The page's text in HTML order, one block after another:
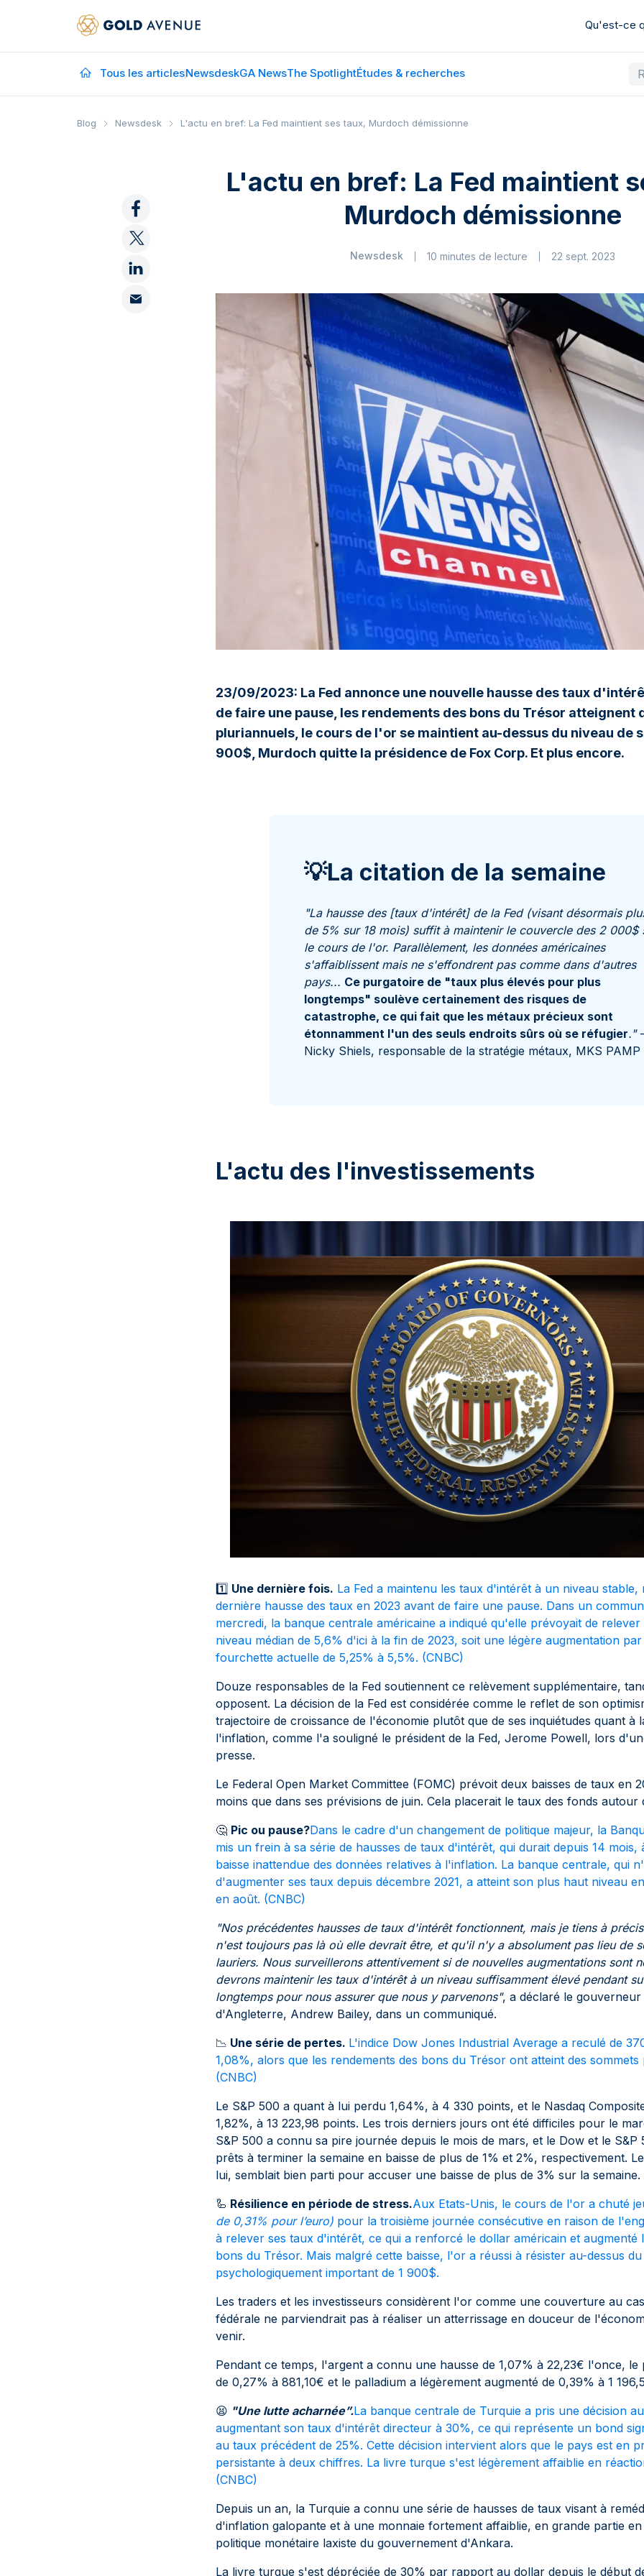
Qu'est-ce
Tous les articlesNewsdeskGA NewsThe SpotlightÉtudes & recherches
Blog Newsdesk L'actu en bref: La Fed maintient ses taux, Murdoch démissionne
L'actu en bref: La Fed maintient
Murdoch démissionne
Newsdesk 10 minutes de lecture 22 sept. 2023
23/09/2023: La Fed annonce une nouvelle hausse des taux
de faire une pause, les rendements des bons du Trésor atteignent
pluriannuels, le cours de l'or se maintient au-dessus du niveau de
900$, Murdoch quitte la présidence de Fox Corp. Et plus encore.
💡La citation de la semaine
"La hausse des [taux d'intérêt] de la Fed (visant désormais
de 5% sur 18 mois) suffit à maintenir le couvercle des 2 000$
le cours de l'or. Parallèlement, les données américaines
s'affaiblissent mais ne s'effondrent pas comme dans d'autres
pays... Ce purgatoire de "taux plus élevés pour plus
longtemps" soulève certainement des risques de
catastrophe, ce qui fait que les métaux précieux sont
étonnamment l'un des seuls endroits sûrs où se réfugier."-
Nicky Shiels, responsable de la stratégie métaux, MKS PAMP
L'actu des l'investissements
1️⃣ Une dernière fois. La Fed a maintenu les taux d'intérêt à un niveau stable,
dernière hausse des taux en 2023 avant de faire une pause. Dans un
mercredi, la banque centrale américaine a indiqué qu'elle prévoyait de
niveau médian de 5,6% d'ici à la fin de 2023, soit une légère augmentation
fourchette actuelle de 5,25% à 5,5%. (CNBC)
Douze responsables de la Fed soutiennent ce relèvement supplémentaire,
opposent. La décision de la Fed est considérée comme le reflet de son
trajectoire de croissance de l'économie plutôt que de ses inquiétudes quant à
l'inflation, comme l'a souligné le président de la Fed, Jerome Powell, lors
presse.
Le Federal Open Market Committee (FOMC) prévoit deux baisses de taux en
moins que dans ses prévisions de juin. Cela placerait le taux des fonds autour
🤔 Pic ou pause?Dans le cadre d'un changement de politique majeur, la
mis un frein à sa série de hausses de taux d'intérêt, qui durait depuis 14 mois,
baisse inattendue des données relatives à l'inflation. La banque centrale, qui
d'augmenter ses taux depuis décembre 2021, a atteint son plus haut niveau
en août. (CNBC)
"Nos précédentes hausses de taux d'intérêt fonctionnent, mais je tiens à
n'est toujours pas là où elle devrait être, et qu'il n'y a absolument pas lieu de
lauriers. Nous surveillerons attentivement si de nouvelles augmentations sont
devrons maintenir les taux d'intérêt à un niveau suffisamment élevé pendant
longtemps pour nous assurer que nous y parvenons", a déclaré le gouverneur
d'Angleterre, Andrew Bailey, dans un communiqué.
📉 Une série de pertes. L'indice Dow Jones Industrial Average a reculé de
1,08%, alors que les rendements des bons du Trésor ont atteint des sommets
(CNBC)
Le S&P 500 a quant à lui perdu 1,64%, à 4 330 points, et le Nasdaq
1,82%, à 13 223,98 points. Les trois derniers jours ont été difficiles pour le
S&P 500 a connu sa pire journée depuis le mois de mars, et le Dow et le S&P
prêts à terminer la semaine en baisse de plus de 1% et 2%, respectivement.
lui, semblait bien parti pour accuser une baisse de plus de 3% sur la semaine.
🦾 Résilience en période de stress.Aux Etats-Unis, le cours de l'or a chuté
de 0,31% pour l’euro) pour la troisième journée consécutive en raison de
à relever ses taux d'intérêt, ce qui a renforcé le dollar américain et augmenté
bons du Trésor. Mais malgré cette baisse, l'or a réussi à résister au-dessus
psychologiquement important de 1 900$.
Les traders et les investisseurs considèrent l'or comme une couverture au
fédérale ne parviendrait pas à réaliser un atterrissage en douceur de
venir.
Pendant ce temps, l'argent a connu une hausse de 1,07% à 22,23€ l'once, le
de 0,27% à 881,10€ et le palladium a légèrement augmenté de 0,39% à 1
😫 "Une lutte acharnée”.La banque centrale de Turquie a pris une décision
augmentant son taux d'intérêt directeur à 30%, ce qui représente un bond
au taux précédent de 25%. Cette décision intervient alors que le pays est en
persistante à deux chiffres. La livre turque s'est légèrement affaiblie en
(CNBC)
Depuis un an, la Turquie a connu une série de hausses de taux visant à
d'inflation galopante et à une monnaie fortement affaiblie, en grande partie
politique monétaire laxiste du gouvernement d'Ankara.
La livre turque s'est dépréciée de 30% par rapport au dollar depuis le début